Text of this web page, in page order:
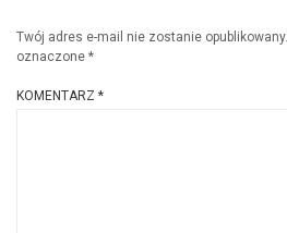
Twój adres e-mail nie zostanie opublikowany.
oznaczone *
KOMENTARZ *